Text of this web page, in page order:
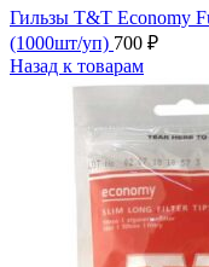
Гильзы T&T Economy
(1000шт/уп) 700 ₽
Назад к товарам